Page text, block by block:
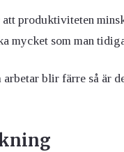
produktiviteten
mycket som man
blir färre så är